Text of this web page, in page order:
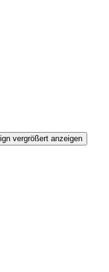
vergrößert anzeigen